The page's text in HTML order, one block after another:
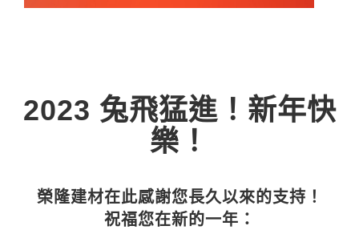
2023 兔飛猛進！新年快
樂！
榮隆建材在此感謝您長久以來的支持！
祝福您在新的一年：